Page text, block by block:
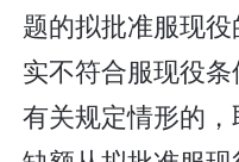
题的拟批准服现
实不符合服现役
有关规定情形的